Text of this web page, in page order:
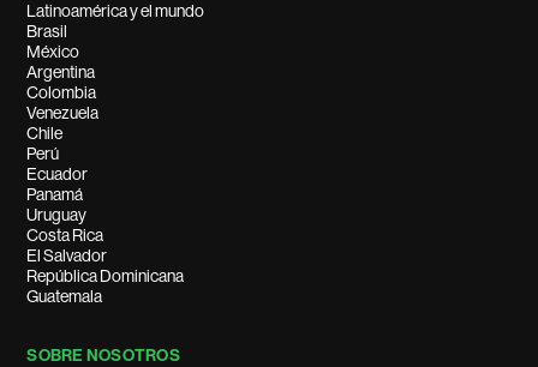
Latinoamérica y el mundo
Brasil
México
Argentina
Colombia
Venezuela
Chile
Perú
Ecuador
Panamá
Uruguay
Costa Rica
El Salvador
República Dominicana
Guatemala
SOBRE NOSOTROS